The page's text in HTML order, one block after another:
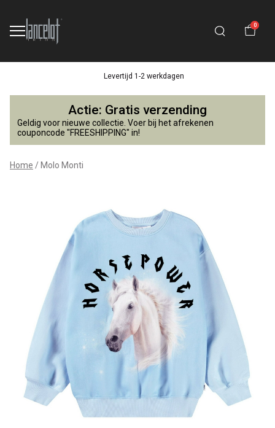
0
Levertijd 1-2 werkdagen
Molo
Monti
Lancelot
Actie: Gratis verzending
Geldig voor nieuwe collectie. Voer bij het afrekenen
couponcode "FREESHIPPING" in!
Home Molo Monti